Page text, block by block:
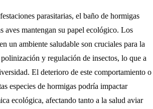
parasitarias, el baño de hormigas
aves mantengan su papel ecológico. Los
un ambiente saludable son cruciales para la
y regulación de insectos, lo que a
El deterioro de este comportamiento o
especies de hormigas podría impactar
ecológica, afectando tanto a la salud aviar